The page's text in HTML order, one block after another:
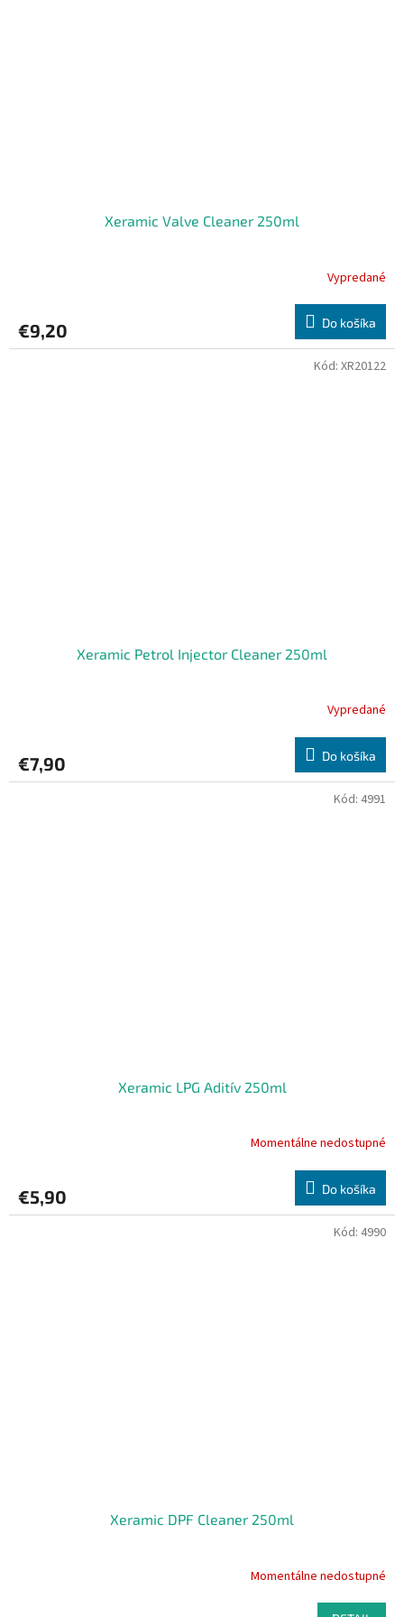
Xeramic Valve Cleaner 250ml
Vypredané
€9,20 Do košíka
Xeramic Petrol Injector Cleaner 250ml
Vypredané
€7,90 Do košíka
Kód: XR20122
Xeramic LPG Aditív 250ml
Momentálne nedostupné
€5,90 Do košíka
Kód: 4991
Xeramic DPF Cleaner 250ml
Momentálne nedostupné
Kód: 4990